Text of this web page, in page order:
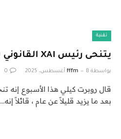
تقنية
يتنحى رئيس XAI القانوني بعد سنة الزوبعة
بواسطة fffm 8 أغسطس، 2025 0
بعد ما يزيد قليلاً عن عام ، قائلاً إنه…